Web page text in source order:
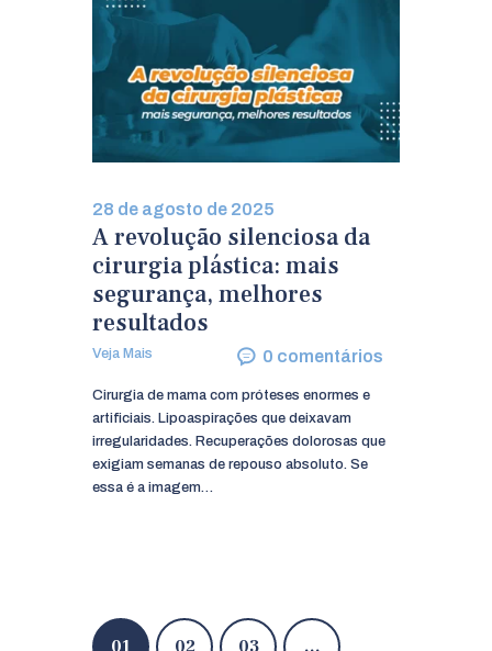
28 de agosto de 2025
A revolução silenciosa da
cirurgia plástica: mais
segurança, melhores
resultados
Veja Mais 0 comentários
Cirurgia de mama com próteses enormes e
artificiais. Lipoaspirações que deixavam
irregularidades. Recuperações dolorosas que
exigiam semanas de repouso absoluto. Se
essa é a imagem…
Navegação
PAGE
01 PAGE
02 PAGE
03 …